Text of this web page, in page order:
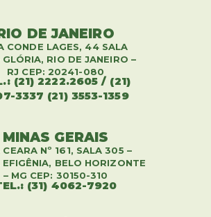
DE JANEIRO
CONDE LAGES, 44 SALA
GLÓRIA, RIO DE JANEIRO –
RJ CEP: 20241-080
(21) 2222.2605 / (21)
3337 (21) 3553-1359
MINAS GERAIS
CEARA Nº 161, SALA 305 –
EFIGÊNIA, BELO HORIZONTE
– MG CEP: 30150-310
(31) 4062-7920